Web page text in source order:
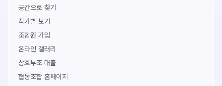
공간으로 찾기
작가별 보기
조합원 가입
온라인 갤러리
상호부조 대출
협동조합 홈페이지